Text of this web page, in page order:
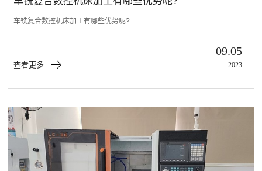
车铣复合数控机床加工有哪些优势呢?
查看更多
09.05
2023